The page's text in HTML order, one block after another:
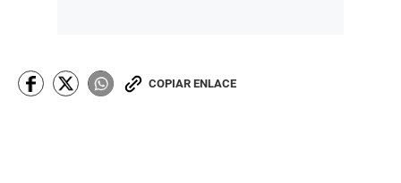
COPIAR ENLACE